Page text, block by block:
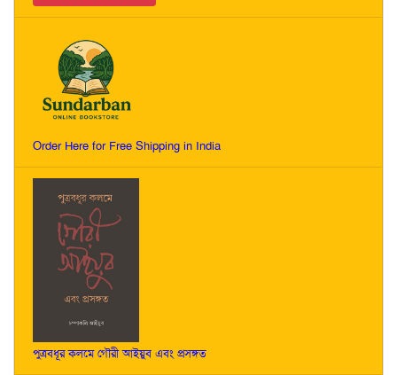
Order Here for Free Shipping in India
পুত্রবধূর কলমে গৌরী আইয়ুব এবং প্রসঙ্গত